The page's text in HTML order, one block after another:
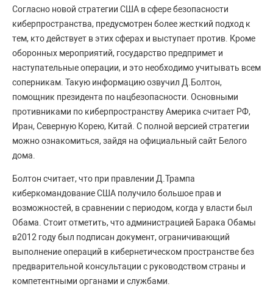
Согласно новой стратегии США в сфере безопасности
киберпространства, предусмотрен более жесткий подход к
тем, кто действует в этих сферах и выступает против. Кроме
оборонных мероприятий, государство предпримет и
наступательные операции, и это необходимо учитывать всем
соперникам. Такую информацию озвучил Д.Болтон,
помощник президента по нацбезопасности. Основными
противниками по киберпространству Америка считает РФ,
Иран, Северную Корею, Китай. С полной версией стратегии
можно ознакомиться, зайдя на официальный сайт Белого
дома.
Болтон считает, что при правлении Д.Трампа
киберкомандование США получило большое прав и
возможностей, в сравнении с периодом, когда у власти был
Обама. Стоит отметить, что администрацией Барака Обамы
в2012 году был подписан документ, ограничивающий
выполнение операций в кибернетическом пространстве без
предварительной консультации с руководством страны и
компетентными органами и службами.